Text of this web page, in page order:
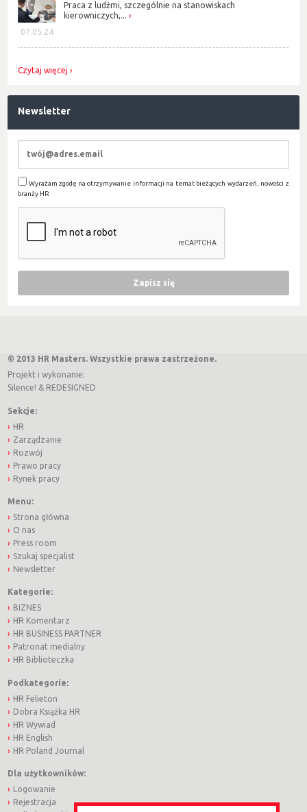
07.05.24
Praca z ludźmi, szczególnie na stanowiskach
kierowniczych,...
Czytaj więcej
Newsletter
Wyrażam zgodę na otrzymywanie informacji na temat bieżących wydarzeń, nowości z
branży HR
© 2013 HR Masters. Wszystkie prawa zastrzeżone.
Projekt i wykonanie:
Silence! & REDESIGNED
Sekcje:
HR
Zarządzanie
Rozwój
Prawo pracy
Rynek pracy
Menu:
Strona główna
O nas
Press room
Szukaj specjalist
Newsletter
Kategorie:
BIZNES
HR Komentarz
HR BUSINESS PARTNER
Patronat medialny
HR Biblioteczka
Podkategorie:
HR Felieton
Dobra Książka HR
HR Wywiad
HR English
HR Poland Journal
Dla użytkowników:
Logowanie
Rejestracja